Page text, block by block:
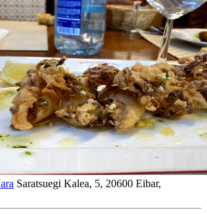
Saratsuegi Kalea, 5, 20600 Eibar,